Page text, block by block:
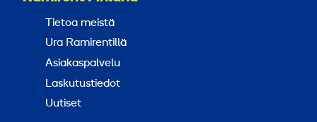
Tietoa meistä
Ura Ramirentillä
Asiakaspalvelu
Laskutustiedot
Uutiset